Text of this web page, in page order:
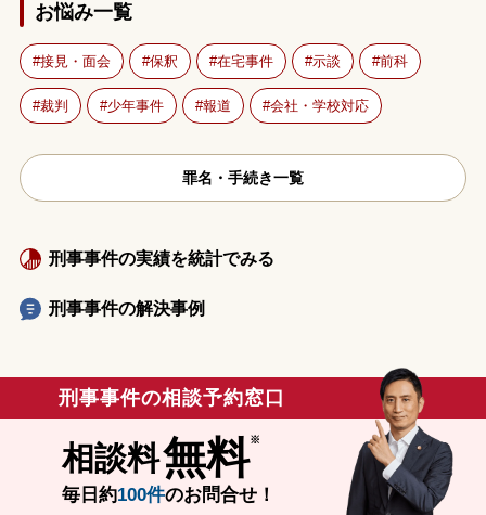
お悩み一覧
接見・面会 保釈 在宅事件 示談 前科
裁判 少年事件 報道 会社・学校対応
罪名・手続き一覧
刑事事件の実績を統計でみる
刑事事件の解決事例
刑事事件の相談予約窓口
相談料無料
毎日約100件のお問合せ！